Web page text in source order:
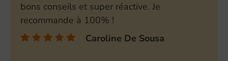
bons conseils et super réactive. Je
recommande à 100% !
Caroline De Sousa